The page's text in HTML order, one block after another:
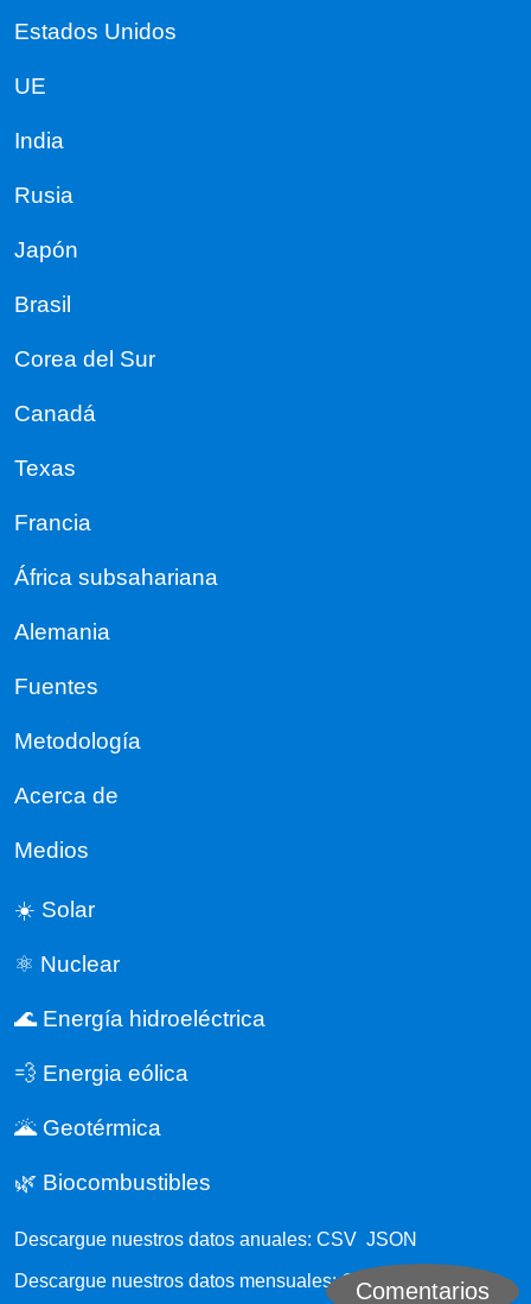
Comentarios
Estados Unidos
UE
India
Rusia
Japón
Brasil
Corea del Sur
Canadá
Texas
Francia
África subsahariana
Alemania
Fuentes
Metodología
Acerca de
Medios
☀️ Solar
⚛️ Nuclear
🌊 Energía hidroeléctrica
💨 Energia eólica
🌋 Geotérmica
🌿 Biocombustibles
Descargue nuestros datos anuales: CSV JSON
Descargue nuestros datos mensuales:CSV JSON